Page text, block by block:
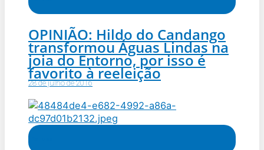
OPINIÃO: Hildo do Candango
transformou Águas Lindas na
joia do Entorno, por isso é
favorito à reeleição
28 de julho de 2016